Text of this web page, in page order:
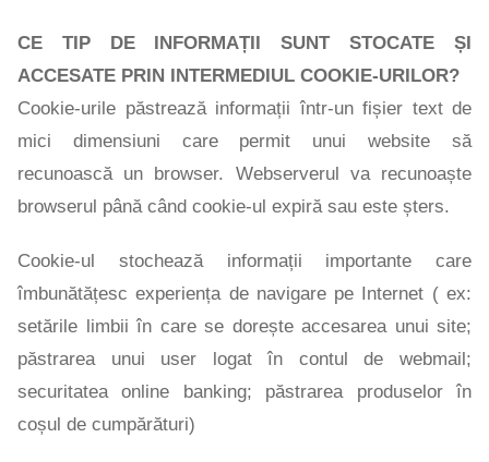
CE TIP DE INFORMAȚII SUNT STOCATE ȘI
ACCESATE PRIN INTERMEDIUL COOKIE-URILOR?
Cookie-urile păstrează informații într-un fișier text de
mici dimensiuni care permit unui website să
recunoască un browser. Webserverul va recunoaște
browserul până când cookie-ul expiră sau este șters.
Cookie-ul stochează informații importante care
îmbunătățesc experiența de navigare pe Internet ( ex:
setările limbii în care se dorește accesarea unui site;
păstrarea unui user logat în contul de webmail;
securitatea online banking; păstrarea produselor în
coșul de cumpărături)